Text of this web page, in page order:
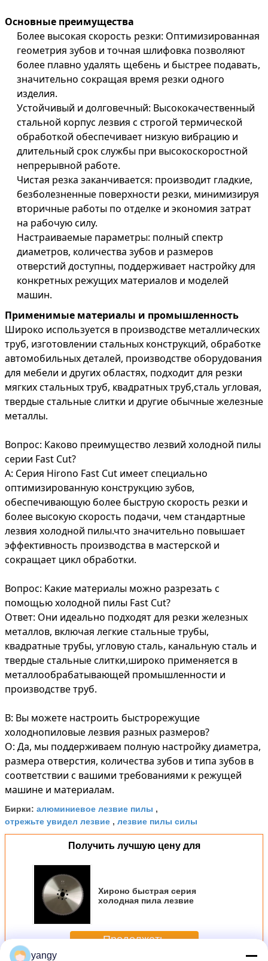
Основные преимущества
Более высокая скорость резки: Оптимизированная
геометрия зубов и точная шлифовка позволяют
более плавно удалять щебень и быстрее подавать,
значительно сокращая время резки одного
изделия.
Устойчивый и долговечный: Высококачественный
стальной корпус лезвия с строгой термической
обработкой обеспечивает низкую вибрацию и
длительный срок службы при высокоскоростной
непрерывной работе.
Чистая резка заканчивается: производит гладкие,
безболезненные поверхности резки, минимизируя
вторичные работы по отделке и экономия затрат
на рабочую силу.
Настраиваемые параметры: полный спектр
диаметров, количества зубов и размеров
отверстий доступны, поддерживает настройку для
конкретных режущих материалов и моделей
машин.
Применимые материалы и промышленность
Широко используется в производстве металлических
труб, изготовлении стальных конструкций, обработке
автомобильных деталей, производстве оборудования
для мебели и других областях, подходит для резки
мягких стальных труб, квадратных труб,сталь угловая,
твердые стальные слитки и другие обычные железные
металлы.
Вопрос: Каково преимущество лезвий холодной пилы
серии Fast Cut?
A: Серия Hirono Fast Cut имеет специально
оптимизированную конструкцию зубов,
обеспечивающую более быструю скорость резки и
более высокую скорость подачи, чем стандартные
лезвия холодной пилы.что значительно повышает
эффективность производства в мастерской и
сокращает цикл обработки.
Вопрос: Какие материалы можно разрезать с
помощью холодной пилы Fast Cut?
Ответ: Они идеально подходят для резки железных
металлов, включая легкие стальные трубы,
квадратные трубы, угловую сталь, канальную сталь и
твердые стальные слитки,широко применяется в
металлообрабатывающей промышленности и
производстве труб.
В: Вы можете настроить быстрорежущие
холоднопиловые лезвия разных размеров?
О: Да, мы поддерживаем полную настройку диаметра,
размера отверстия, количества зубов и типа зубов в
соответствии с вашими требованиями к режущей
машине и материалам.
Бирки: алюминиевое лезвие пилы ,
отрежьте увидел лезвие , лезвие пилы силы
Получить лучшую цену для
Хироно быстрая серия
холодная пила лезвие
Продолжать
yangy